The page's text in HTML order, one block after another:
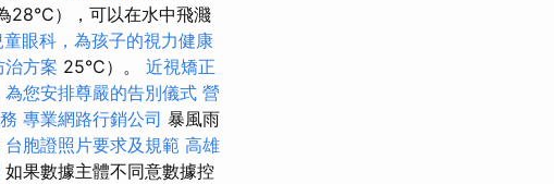
28°C），可以在水中飛濺
眼科，為孩子的視力健康
治方案 25°C）。 近視矯正
您安排尊嚴的告別儀式 營
專業網路行銷公司 暴風雨
台胞證照片要求及規範 高雄
如果數據主體不同意數據控